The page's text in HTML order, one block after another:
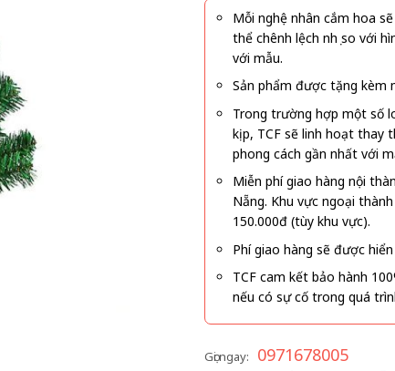
Mỗi nghệ nhân cắm hoa
thể chênh lệch nhẹ so với
với mẫu.
Sản phẩm được tặng kèm
Trong trường hợp một số
kịp, TCF sẽ linh hoạt thay
phong cách gần nhất với
Miễn phí giao hàng nội
Nẵng. Khu vực ngoại
150.000đ (tùy khu vực).
Phí giao hàng sẽ được
TCF cam kết bảo hành
nếu có sự cố trong quá
Gọi ngay: 0971678005